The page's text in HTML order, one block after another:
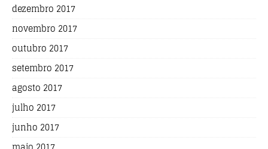
dezembro 2017
novembro 2017
outubro 2017
setembro 2017
agosto 2017
julho 2017
junho 2017